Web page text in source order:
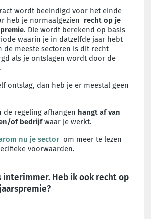
wordt beëindigd voor het einde
heb je normaalgezien recht op je
. Die wordt berekend op basis
waarin je in datzelfde jaar hebt
de meeste sectoren is dit recht
als je ontslagen wordt door de
ontslag, dan heb je er meestal geen
de regeling afhangen hangt af van
of bedrijfwaar je werkt.
nu je sector om meer te lezen
voorwaarden.
interimmer. Heb ik ook recht op